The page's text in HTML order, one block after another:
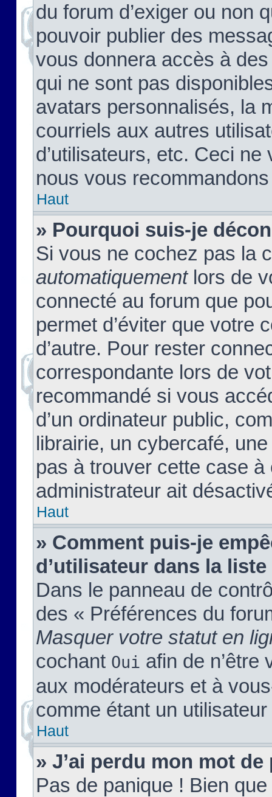
du forum d’exiger ou non
pouvoir publier des
vous donnera accès à
qui ne sont pas
avatars personnalisés, la
courriels aux autres
d’utilisateurs, etc. Ceci
nous vous
Haut
» Pourquoi suis-je
Si vous ne cochez pas la
automatiquementlors de
connecté au forum que
permet d’éviter que votre
d’autre. Pour rester
correspondante lors de
recommandé si vous
d’un ordinateur public,
librairie, un cybercafé,
pas à trouver cette case à
administrateur ait
Haut
» Comment puis-je
d’utilisateur dans la
Dans le panneau de
des « Préférences du
Masquer votre statut en
cochant Oui afin de n’être
aux modérateurs et à
comme étant un
Haut
» J’ai perdu mon mot de
Pas de panique ! Bien